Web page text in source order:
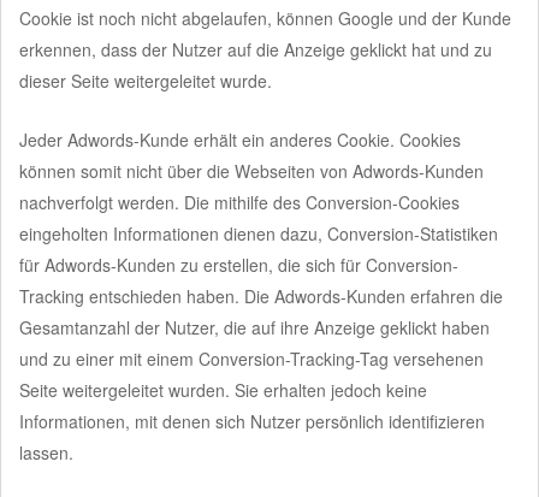
Cookie ist noch nicht abgelaufen, können Google und der Kunde
erkennen, dass der Nutzer auf die Anzeige geklickt hat und zu
dieser Seite weitergeleitet wurde.
Jeder Adwords-Kunde erhält ein anderes Cookie. Cookies
können somit nicht über die Webseiten von Adwords-Kunden
nachverfolgt werden. Die mithilfe des Conversion-Cookies
eingeholten Informationen dienen dazu, Conversion-Statistiken
für Adwords-Kunden zu erstellen, die sich für Conversion-
Tracking entschieden haben. Die Adwords-Kunden erfahren die
Gesamtanzahl der Nutzer, die auf ihre Anzeige geklickt haben
und zu einer mit einem Conversion-Tracking-Tag versehenen
Seite weitergeleitet wurden. Sie erhalten jedoch keine
Informationen, mit denen sich Nutzer persönlich identifizieren
lassen.